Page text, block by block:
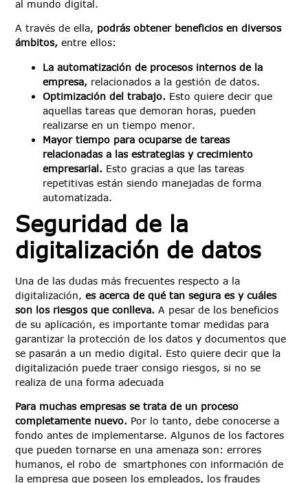
al mundo digital.
A través de ella, podrás obtener beneficios en diversos
ámbitos, entre ellos:
La automatización de procesos internos de la
empresa, relacionados a la gestión de datos.
Optimización del trabajo. Esto quiere decir que
aquellas tareas que demoran horas, pueden
realizarse en un tiempo menor.
Mayor tiempo para ocuparse de tareas
relacionadas a las estrategias y crecimiento
empresarial. Esto gracias a que las tareas
repetitivas están siendo manejadas de forma
automatizada.
Seguridad de la
digitalización de datos
Una de las dudas más frecuentes respecto a la
digitalización, es acerca de qué tan segura es y cuáles
son los riesgos que conlleva. A pesar de los beneficios
de su aplicación, es importante tomar medidas para
garantizar la protección de los datos y documentos que
se pasarán a un medio digital. Esto quiere decir que la
digitalización puede traer consigo riesgos, si no se
realiza de una forma adecuada
Para muchas empresas se trata de un proceso
completamente nuevo. Por lo tanto, debe conocerse a
fondo antes de implementarse. Algunos de los factores
que pueden tornarse en una amenaza son: errores
humanos, el robo de smartphones con información de
la empresa que poseen los empleados, los fraudes